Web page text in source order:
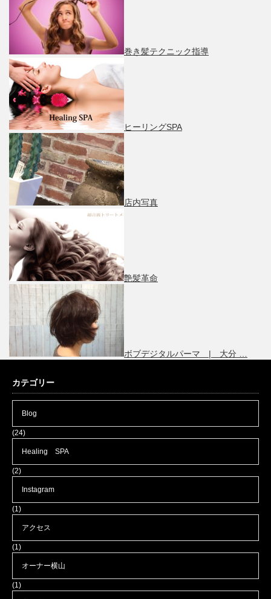
巻き髪テクニック指導
ヒーリングSPA
店内写真
艶髪革命
ボブデジタルパーマ | 大分 …
カテゴリー
Blog
(24)
Healing SPA
(2)
Instagram
(1)
アクセス
(1)
オーナー横山
(1)